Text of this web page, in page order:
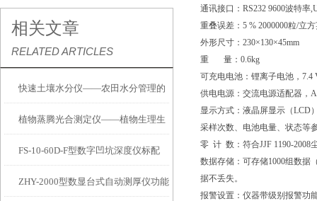
相关文章
RELATED ARTICLES
快速土壤水分仪——农田水分管理的
便携式检测工具
植物蒸腾光合测定仪——植物生理生
态的实时监测设备
FS-10-60D-F型数字凹坑深度仪标配
IP54级表头分辨率0.01mm量程
ZHY-2000型数显台式自动测厚仪功能
通讯接口：RS232 9600波特率
重叠误差：5 % 2000000粒/立
外形尺寸：230×130×45mm
重 量：0.6kg
可充电电池：锂离子电池，7.4
供电电源：交流电源适配器，
显示方式：液晶屏显示（LCD
采样次数、电池电量、状态等
零 计 数：符合JJF 1190-2008
数据存储：可存储1000组数据
据不丢失。
报警设置：仪器带级别报警功